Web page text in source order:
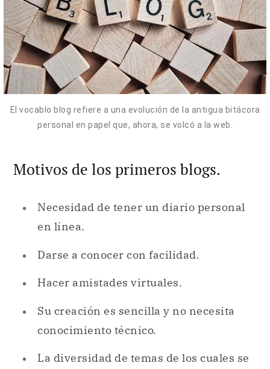
El vocablo blog refiere a una evolución de la antigua bitácora
personal en papel que, ahora, se volcó a la web.
Motivos de los primeros blogs.
Necesidad de tener un diario personal
en línea.
Darse a conocer con facilidad.
Hacer amistades virtuales.
Su creación es sencilla y no necesita
conocimiento técnico.
La diversidad de temas de los cuales se